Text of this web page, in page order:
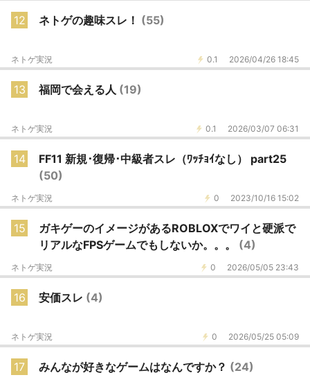
12 ネトゲの趣味スレ！ (55)
0.1 2026/04/26 18:45
ネトゲ実況
13 福岡で会える人 (19)
0.1 2026/03/07 06:31
ネトゲ実況
14
FF11 新規･復帰･中級者スレ（ﾜｯﾁｮｲなし） part25
(50)
0 2023/10/16 15:02
ネトゲ実況
15
ガキゲーのイメージがあるROBLOXでワイと硬派で
リアルなFPSゲームでもしないか。。。 (4)
0 2026/05/05 23:43
ネトゲ実況
16 安価スレ (4)
0 2026/05/25 05:09
ネトゲ実況
17 みんなが好きなゲームはなんですか？ (24)